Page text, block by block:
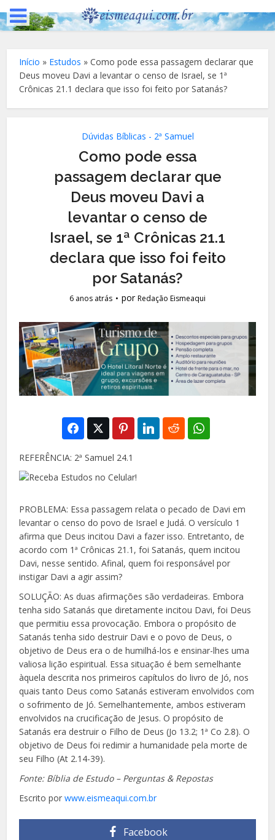
Início » Estudos »Como pode essa passagem declarar que
Deus moveu Davi a levantar o censo de Israel, se 1ª
Crônicas 21.1 declara que isso foi feito por Satanás?
Dúvidas Bíblicas - 2ª Samuel
Como pode essa
passagem declarar que
Deus moveu Davi a
levantar o censo de
Israel, se 1ª Crônicas 21.1
declara que isso foi feito
por Satanás?
6 anos atrás porRedação Eismeaqui
REFERÊNCIA: 2ª Samuel 24.1
PROBLEMA: Essa passagem relata o pecado de Davi em
levantar o censo do povo de Israel e Judá. O versículo 1
afirma que Deus incitou Davi a fazerisso. Entretanto, de
acordo com 1ª Crônicas 21.1, foi Satanás, quem incitou
Davi, nesse sentido. Afinal, quem foi responsável por
instigar Davi a agir assim?
SOLUÇÃO: As duas afirmações são verdadeiras. Embora
tenha sido Satanás que diretamente incitou Davi, foi Deus
que permitiu essa provocação. Embora o propósito de
Satanás tenha sido destruir Davi e o povo de Deus, o
objetivo de Deus era o dehumilhá-los e ensinar-lhes uma
valiosa lição espiritual. Essa situação é bem semelhante
àquela descrita nos primeiros capítulos do livro de Jó, nos
quais tanto Deus como Satanás estiveram envolvidoscom
o sofrimento de Jó. Semelhantemente, ambos estiveram
envolvidos na crucificação de Jesus. O propósito de
Satanás era destruir o Filho de Deus (Jo 13.2; 1ª Co 2.8). O
objetivo de Deus foi redimir ahumanidade pela morte de
seu Filho (At 2.14-39).
Fonte: Bíblia de Estudo – Perguntas & Repostas
Escrito porwww.eismeaqui.com.br
Facebook